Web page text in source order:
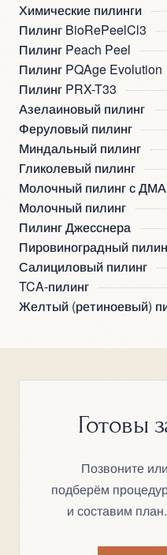
Химические пилинги
Пилинг BioRePeelCl3
Пилинг Peach Peel
Пилинг PQAge Evolution
Пилинг PRX-T33
Азелаиновый пилинг
Феруловый пилинг
Миндальный пилинг
Гликолевый пилинг
Молочный пилинг с
Молочный пилинг
Пилинг Джесснера
Пировиноградный
Салициловый пилинг
TCA-пилинг
Желтый (ретиноевый)
Готовы
Позвоните
подберём
и составим